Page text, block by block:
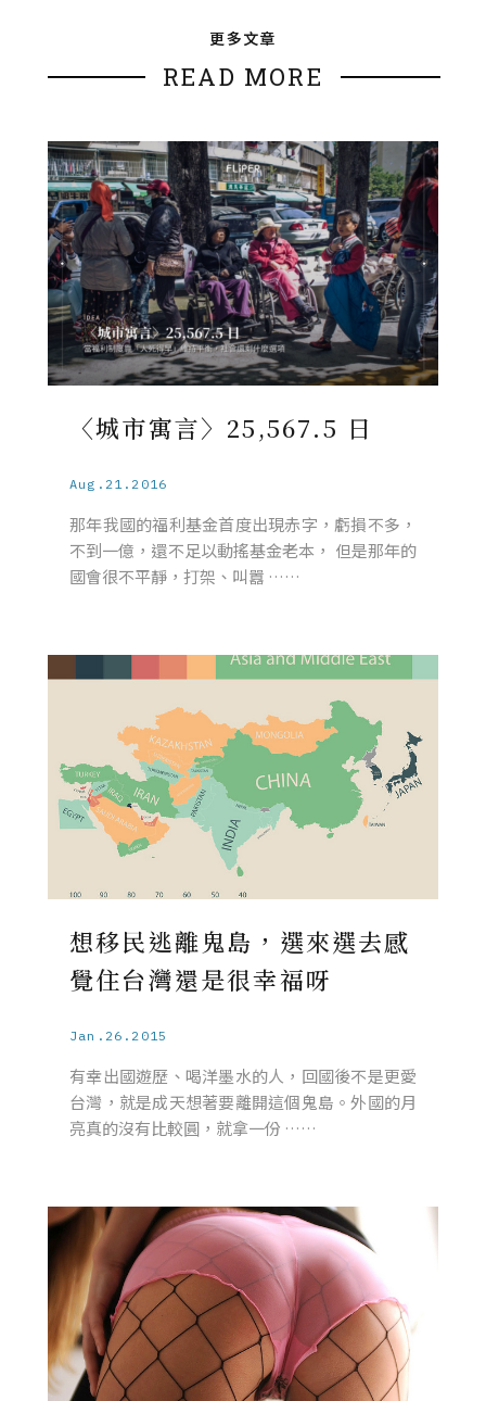
更多文章
READ MORE
〈城市寓言〉25,567.5 日
Aug.21.2016
那年我國的福利基金首度出現赤字，虧損不多，
不到一億，還不足以動搖基金老本， 但是那年的
國會很不平靜，打架、叫囂 ……
想移民逃離鬼島，選來選去感
覺住台灣還是很幸福呀
Jan.26.2015
有幸出國遊歷、喝洋墨水的人，回國後不是更愛
台灣，就是成天想著要離開這個鬼島。外國的月
亮真的沒有比較圓，就拿一份 ……